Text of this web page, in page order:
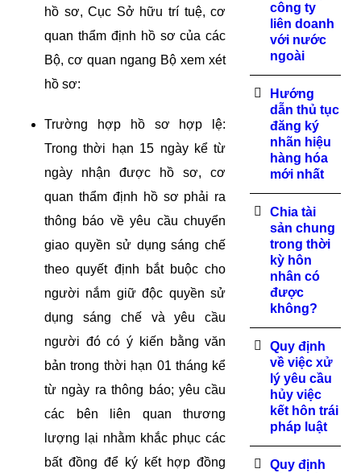
hồ sơ, Cục Sở hữu trí tuệ, cơ
quan thẩm định hồ sơ của các
Bộ, cơ quan ngang Bộ xem xét
hồ sơ:
Trường hợp hồ sơ hợp lệ:
Trong thời hạn 15 ngày kể từ
ngày nhận được hồ sơ, cơ
quan thẩm định hồ sơ phải ra
thông báo về yêu cầu chuyển
giao quyền sử dụng sáng chế
theo quyết định bắt buộc cho
người nắm giữ độc quyền sử
dụng sáng chế và yêu cầu
người đó có ý kiến bằng văn
bản trong thời hạn 01 tháng kể
từ ngày ra thông báo; yêu cầu
các bên liên quan thương
lượng lại nhằm khắc phục các
bất đồng để ký kết hợp đồng
công ty
liên doanh
với nước
ngoài
Hướng
dẫn thủ tục
đăng ký
nhãn hiệu
hàng hóa
mới nhất
Chia tài
sản chung
trong thời
kỳ hôn
nhân có
được
không?
Quy định
về việc xử
lý yêu cầu
hủy việc
kết hôn trái
pháp luật
Quy định